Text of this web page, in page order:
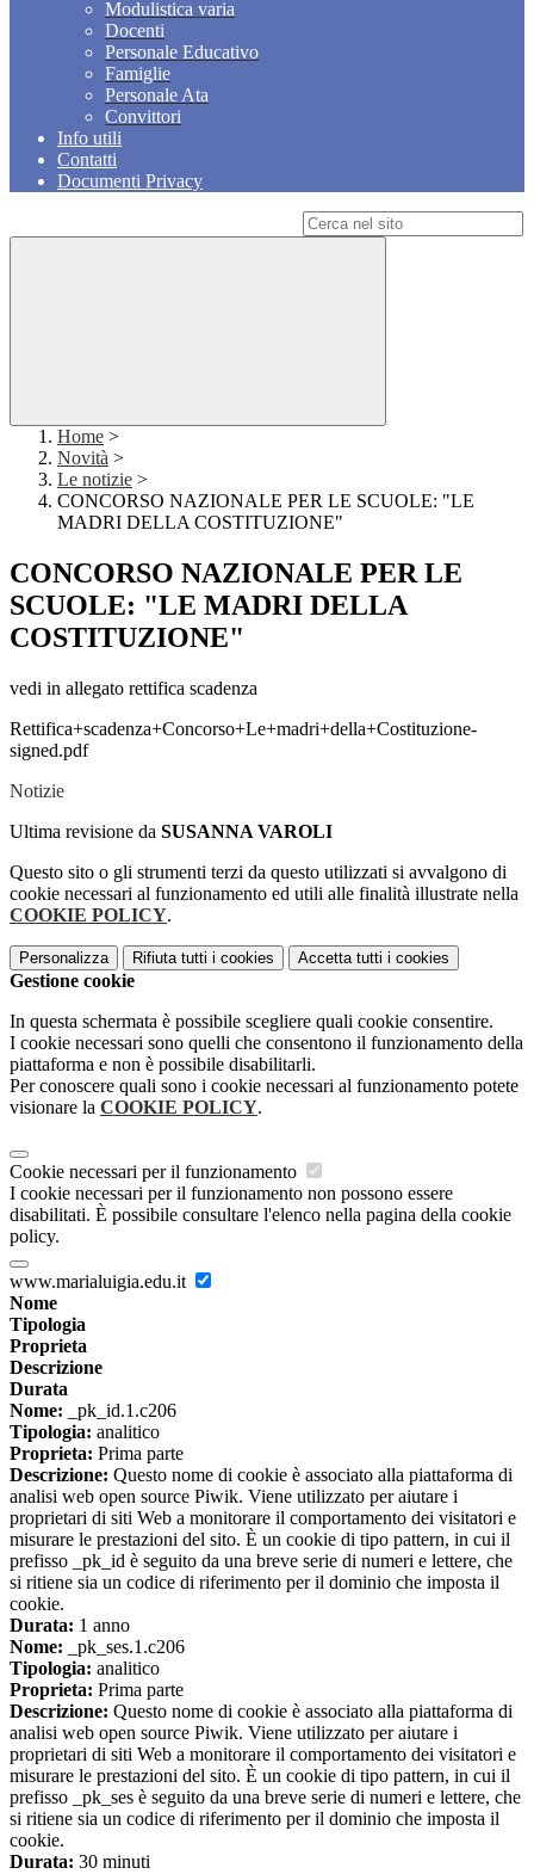
Modulistica varia
Docenti
Personale Educativo
Famiglie
Personale Ata
Convittori
Info utili
Contatti
Documenti Privacy
Home >
Novità >
Le notizie >
CONCORSO NAZIONALE PER LE SCUOLE: "LE
MADRI DELLA COSTITUZIONE"
CONCORSO NAZIONALE PER LE
SCUOLE: "LE MADRI DELLA
COSTITUZIONE"
vedi in allegato rettifica scadenza
Rettifica+scadenza+Concorso+Le+madri+della+Costituzione-
signed.pdf
Notizie
Ultima revisione da SUSANNA VAROLI
Questo sito o gli strumenti terzi da questo utilizzati si avvalgono di
cookie necessari al funzionamento ed utili alle finalità illustrate nella
COOKIE POLICY.
Personalizza Rifiuta tutti i cookies Accetta tutti i cookies
Gestione cookie
In questa schermata è possibile scegliere quali cookie consentire.
I cookie necessari sono quelli che consentono il funzionamento della
piattaforma e non è possibile disabilitarli.
Per conoscere quali sono i cookie necessari al funzionamento potete
visionare la COOKIE POLICY.
Cookie necessari per il funzionamento
I cookie necessari per il funzionamento non possono essere
disabilitati. È possibile consultare l'elenco nella pagina della cookie
policy.
www.marialuigia.edu.it
Nome
Tipologia
Proprieta
Descrizione
Durata
Nome: _pk_id.1.c206
Tipologia: analitico
Proprieta: Prima parte
Descrizione: Questo nome di cookie è associato alla piattaforma di
analisi web open source Piwik. Viene utilizzato per aiutare i
proprietari di siti Web a monitorare il comportamento dei visitatori e
misurare le prestazioni del sito. È un cookie di tipo pattern, in cui il
prefisso _pk_id è seguito da una breve serie di numeri e lettere, che
si ritiene sia un codice di riferimento per il dominio che imposta il
cookie.
Durata: 1 anno
Nome: _pk_ses.1.c206
Tipologia: analitico
Proprieta: Prima parte
Descrizione: Questo nome di cookie è associato alla piattaforma di
analisi web open source Piwik. Viene utilizzato per aiutare i
proprietari di siti Web a monitorare il comportamento dei visitatori e
misurare le prestazioni del sito. È un cookie di tipo pattern, in cui il
prefisso _pk_ses è seguito da una breve serie di numeri e lettere, che
si ritiene sia un codice di riferimento per il dominio che imposta il
cookie.
Durata: 30 minuti